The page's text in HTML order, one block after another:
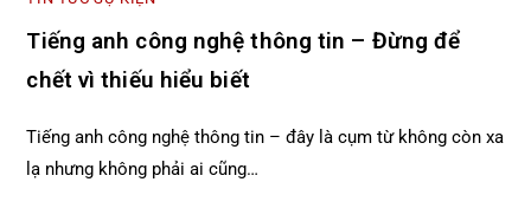
Tiếng anh công nghệ thông tin – Đừng để
chết vì thiếu hiểu biết
Tiếng anh công nghệ thông tin – đây là cụm từ không còn xa
lạ nhưng không phải ai cũng…